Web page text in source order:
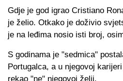
Gdje je god igrao Cristiano
je želio. Otkako je doživio
je na leđima nosio isti broj,
S godinama je "sedmica"
Portugalca, a u njegovoj
rekao "ne" njegovoj želji.